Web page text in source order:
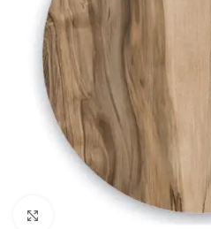
Κάντε κλικ για μεγέθυνση